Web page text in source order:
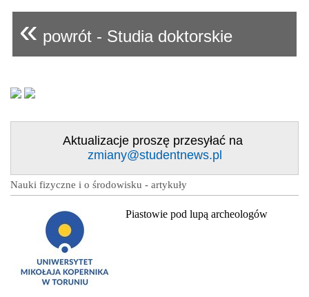
« powrót - Studia doktorskie
Aktualizacje proszę przesyłać na
zmiany@studentnews.pl
Nauki fizyczne i o środowisku - artykuły
Piastowie pod lupą archeologów